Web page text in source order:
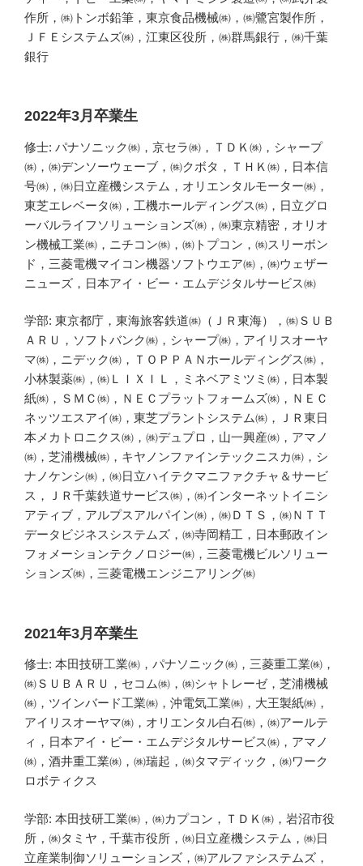
作所，㈱トンボ鉛筆，東京食品機械㈱，㈱鷺宮製作所，
ＪＦＥシステムズ㈱，江東区役所，㈱群馬銀行，㈱千葉
銀行
2022年3月卒業生
修士: パナソニック㈱，京セラ㈱，ＴＤＫ㈱，シャープ
㈱，㈱デンソーウェーブ，㈱クボタ，ＴＨＫ㈱，日本信
号㈱，㈱日立産機システム，オリエンタルモーター㈱，
東芝エレベータ㈱，工機ホールディングス㈱，日立グロ
ーバルライフソリューションズ㈱，㈱東京精密，オリオ
ン機械工業㈱，ニチコン㈱，㈱トプコン，㈱スリーボン
ド，三菱電機マイコン機器ソフトウエア㈱，㈱ウェザー
ニューズ，日本アイ・ビー・エムデジタルサービス㈱
学部: 東京都庁，東海旅客鉄道㈱（ＪＲ東海），㈱ＳＵＢ
ＡＲＵ，ソフトバンク㈱，シャープ㈱，アイリスオーヤ
マ㈱，ニデック㈱，ＴＯＰＰＡＮホールディングス㈱，
小林製薬㈱，㈱ＬＩＸＩＬ，ミネベアミツミ㈱，日本製
紙㈱，ＳＭＣ㈱，ＮＥＣプラットフォームズ㈱，ＮＥＣ
ネッツエスアイ㈱，東芝プラントシステム㈱，ＪＲ東日
本メカトロニクス㈱，㈱デュプロ，山一興産㈱，アマノ
㈱，芝浦機械㈱，キヤノンファインテックニスカ㈱，シ
ナノケンシ㈱，㈱日立ハイテクマニファクチャ＆サービ
ス，ＪＲ千葉鉄道サービス㈱，㈱インターネットイニシ
アティブ，アルプスアルパイン㈱，㈱ＤＴＳ，㈱ＮＴＴ
データビジネスシステムズ，㈱寺岡精工，日本郵政イン
フォメーションテクノロジー㈱，三菱電機ビルソリュー
ションズ㈱，三菱電機エンジニアリング㈱
2021年3月卒業生
修士: 本田技研工業㈱，パナソニック㈱，三菱重工業㈱，
㈱ＳＵＢＡＲＵ，セコム㈱，㈱シャトレーゼ，芝浦機械
㈱，ツインバード工業㈱，沖電気工業㈱，大王製紙㈱，
アイリスオーヤマ㈱，オリエンタル白石㈱，㈱アールテ
ィ，日本アイ・ビー・エムデジタルサービス㈱，アマノ
㈱，酒井重工業㈱，㈱瑞起，㈱タマディック，㈱ワーク
ロボティクス
学部: 本田技研工業㈱，㈱カプコン，ＴＤＫ㈱，岩沼市役
所，㈱タミヤ，千葉市役所，㈱日立産機システム，㈱日
立産業制御ソリューションズ，㈱アルファシステムズ，